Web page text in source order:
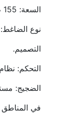
السعة: 155 طن تبريد ( 542 كيلووات).
التصميم.
التحكم:
في المناطق